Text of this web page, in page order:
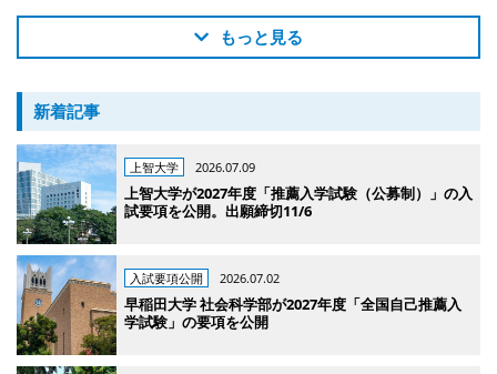
もっと見る
新着記事
上智大学 2026.07.09
上智大学が2027年度「推薦入学試験（公募制）」の入
試要項を公開。出願締切11/6
入試要項公開 2026.07.02
早稲田大学 社会科学部が2027年度「全国自己推薦入
学試験」の要項を公開